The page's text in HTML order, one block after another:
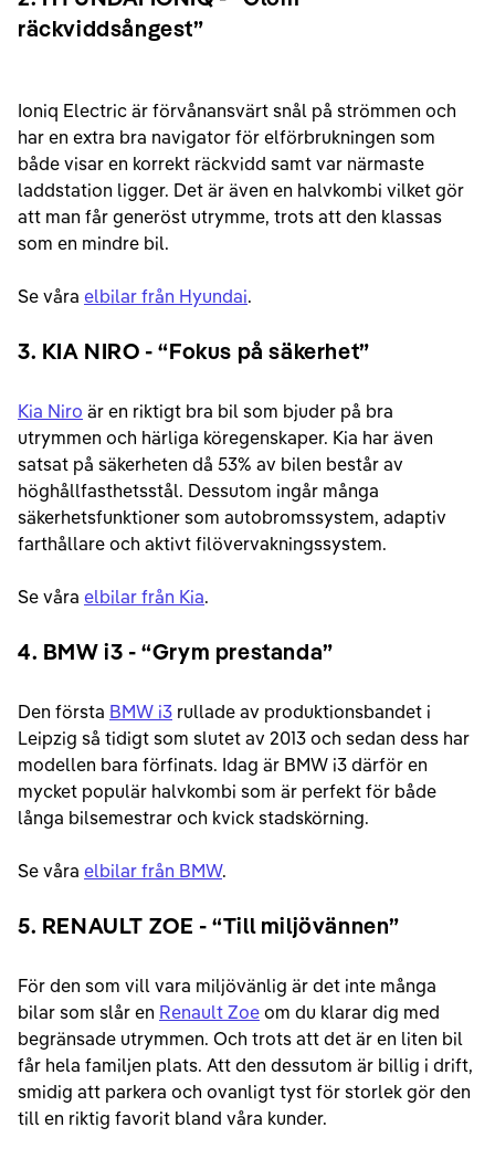
räckviddsångest”
Ioniq Electric är förvånansvärt snål på strömmen och
har en extra bra navigator för elförbrukningen som
både visar en korrekt räckvidd samt var närmaste
laddstation ligger. Det är även en halvkombi vilket gör
att man får generöst utrymme, trots att den klassas
som en mindre bil.
Se våra elbilar från Hyundai.
3. KIA NIRO - “Fokus på säkerhet”
Kia Niro är en riktigt bra bil som bjuder på bra
utrymmen och härliga köregenskaper. Kia har även
satsat på säkerheten då 53% av bilen består av
höghållfasthetsstål. Dessutom ingår många
säkerhetsfunktioner som autobromssystem, adaptiv
farthållare och aktivt filövervakningssystem.
Se våra elbilar från Kia.
4. BMW i3 - “Grym prestanda”
Den första BMW i3 rullade av produktionsbandet i
Leipzig så tidigt som slutet av 2013 och sedan dess har
modellen bara förfinats. Idag är BMW i3 därför en
mycket populär halvkombi som är perfekt för både
långa bilsemestrar och kvick stadskörning.
Se våra elbilar från BMW.
5. RENAULT ZOE - “Till miljövännen”
För den som vill vara miljövänlig är det inte många
bilar som slår en Renault Zoe om du klarar dig med
begränsade utrymmen. Och trots att det är en liten bil
får hela familjen plats. Att den dessutom är billig i drift,
smidig att parkera och ovanligt tyst för storlek gör den
till en riktig favorit bland våra kunder.